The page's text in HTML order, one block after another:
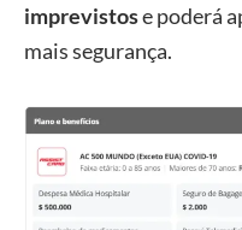
imprevistose poderá
mais segurança.